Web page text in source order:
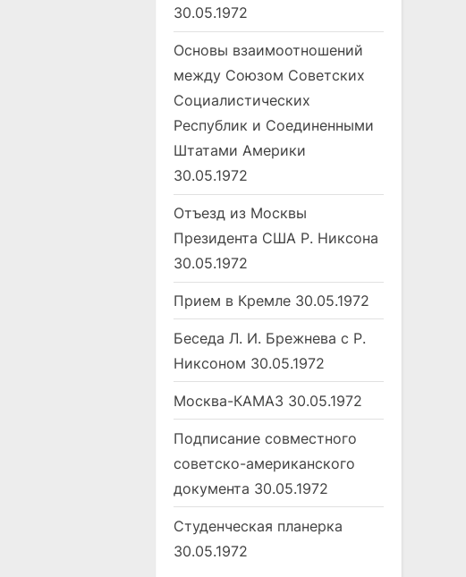
30.05.1972
Основы взаимоотношений
между Союзом Советских
Социалистических
Республик и Соединенными
Штатами Америки
30.05.1972
Отъезд из Москвы
Президента США Р. Никсона
30.05.1972
Прием в Кремле 30.05.1972
Беседа Л. И. Брежнева с Р.
Никсоном 30.05.1972
Москва-КАМАЗ 30.05.1972
Подписание совместного
советско-американского
документа 30.05.1972
Студенческая планерка
30.05.1972